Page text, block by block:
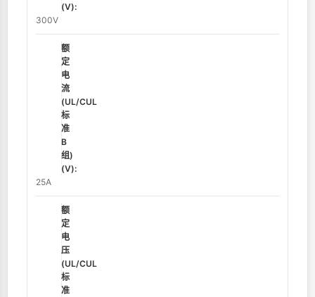
(V):
300V
额
定
电
流
(UL/CUL
标
准
B
组)
(V):
25A
额
定
电
压
(UL/CUL
标
准